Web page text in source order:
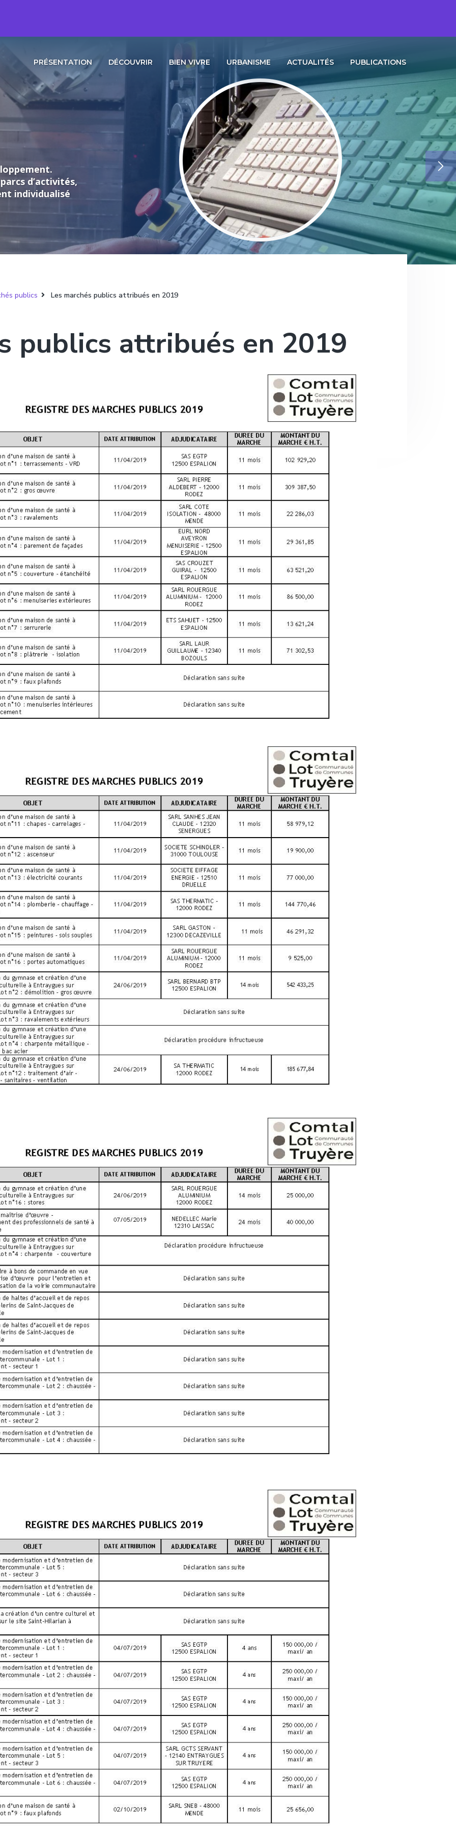
PRÉSENTATION DÉCOUVRIR BIEN VIVRE URBANISME ACTUALITÉS PUBLICATIONS
d’activités,
individualisé
publics Les marchés publics attribués en 2019
publics attribués en 2019